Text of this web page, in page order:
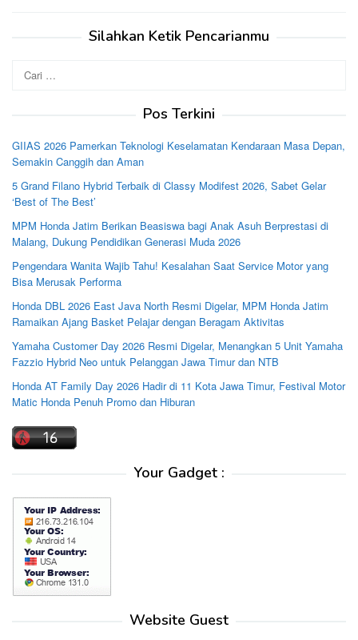
Silahkan Ketik Pencarianmu
untuk:
Pos Terkini
GIIAS 2026 Pamerkan Teknologi Keselamatan Kendaraan Masa Depan,
Semakin Canggih dan Aman
5 Grand Filano Hybrid Terbaik di Classy Modifest 2026, Sabet Gelar
‘Best of The Best’
MPM Honda Jatim Berikan Beasiswa bagi Anak Asuh Berprestasi di
Malang, Dukung Pendidikan Generasi Muda 2026
Pengendara Wanita Wajib Tahu! Kesalahan Saat Service Motor yang
Bisa Merusak Performa
Honda DBL 2026 East Java North Resmi Digelar, MPM Honda Jatim
Ramaikan Ajang Basket Pelajar dengan Beragam Aktivitas
Yamaha Customer Day 2026 Resmi Digelar, Menangkan 5 Unit Yamaha
Fazzio Hybrid Neo untuk Pelanggan Jawa Timur dan NTB
Honda AT Family Day 2026 Hadir di 11 Kota Jawa Timur, Festival Motor
Matic Honda Penuh Promo dan Hiburan
Your Gadget :
Website Guest